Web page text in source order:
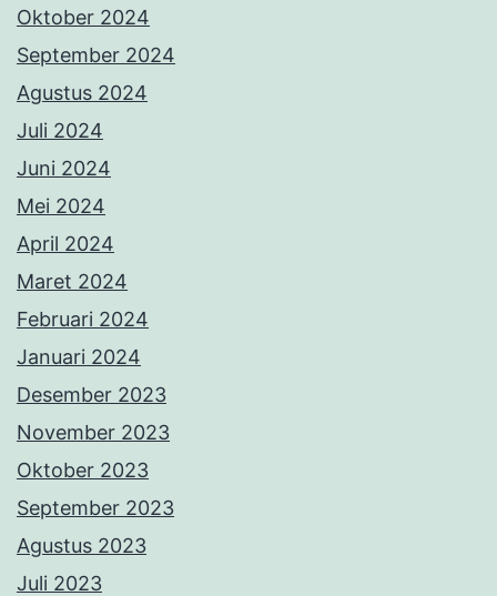
Oktober 2024
September 2024
Agustus 2024
Juli 2024
Juni 2024
Mei 2024
April 2024
Maret 2024
Februari 2024
Januari 2024
Desember 2023
November 2023
Oktober 2023
September 2023
Agustus 2023
Juli 2023